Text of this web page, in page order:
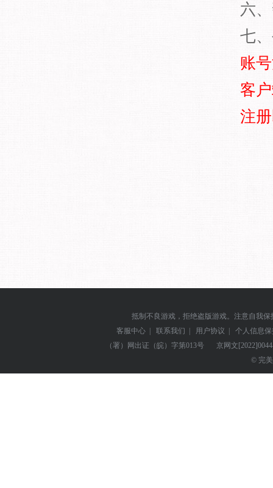
六
七
账
客
注
抵制不良游戏，拒绝盗版游戏。注意自我
客服中心
联系我们 用户协议
个人信息
（署）网出证（皖）字第013号
京网文
© 完美